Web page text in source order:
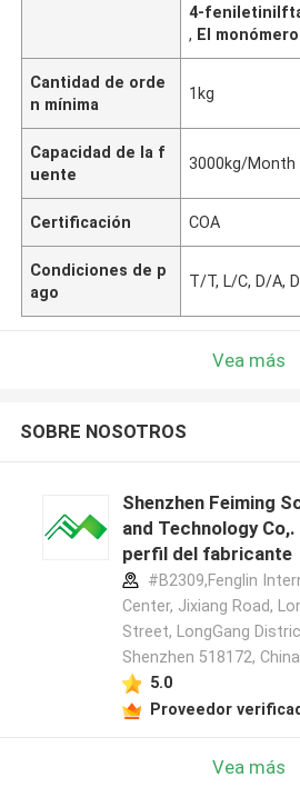
4-
, El
Cantidad de orde
n mínima
1kg
Capacidad de la f
uente
3000kg/Month
Certificación COA
Condiciones de p
ago
T/T, L/C, D/A,
Vea más
SOBRE NOSOTROS
Shenzhen Feiming
and Technology
perfil del fabricante
#B2309,Fenglin
Center, Jixiang Road,
Street, LongGang
Shenzhen 518172,
5.0
Proveedor
Vea más